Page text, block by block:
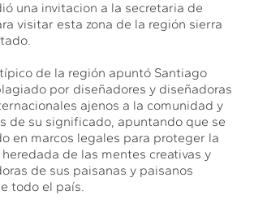
una invitacion a la secretaria de
visitar esta zona de la región sierra
de la región apuntó Santiago
por diseñadores y diseñadoras
ajenos a la comunidad y
de su significado, apuntando que se
en marcos legales para proteger la
de las mentes creativas y
de sus paisanas y paisanos
todo el país.